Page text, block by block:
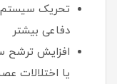
تحریک سیستم
دفاعی بیشتر
افزایش ترشح
یا اختلالات